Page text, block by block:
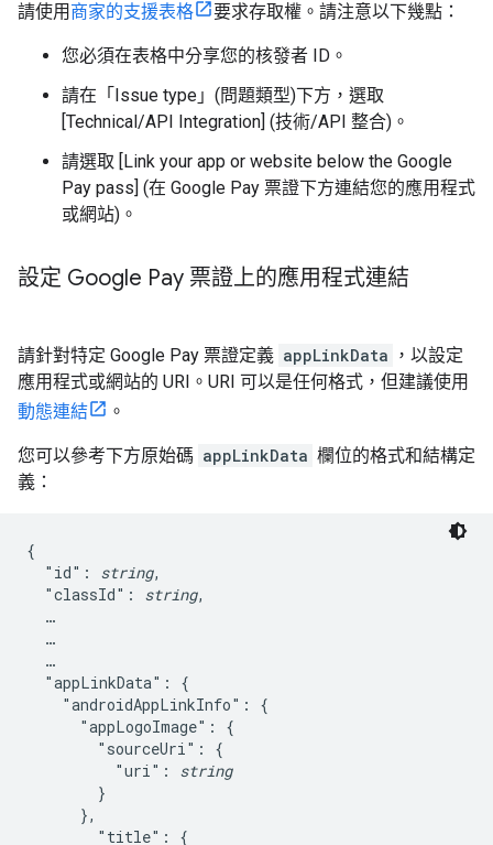
請使用 商家的支援表格 要求存取權。請注意以下幾點：
您必須在表格中分享您的核發者 ID。
請在「Issue type」(問題類型)下方，選取
[Technical/API Integration] (技術/API 整合)。
請選取 [Link your app or website below the Google
Pay pass] (在 Google Pay 票證下方連結您的應用程式
或網站) 。
設定 Google Pay 票證上的應用程式連結
請針對特定 Google Pay 票證定義 appLinkData ，以設定
應用程式或網站的 URI。URI 可以是任何格式，但建議使用
動態連結
。
您可以參考下方原始碼 appLinkData 欄位的格式和結構定
義：
{
  "id":
string,
  "classId":
string,
  …
  …
  …
  "appLinkData": {
    "androidAppLinkInfo": {
      "appLogoImage": {
        "sourceUri": {
          "uri":
string
        }
      },
        "title": {